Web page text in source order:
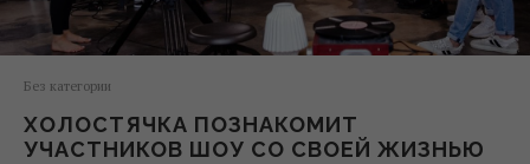
Без категории
ХОЛОСТЯЧКА ПОЗНАКОМИТ
УЧАСТНИКОВ ШОУ СО СВОЕЙ ЖИЗНЬЮ